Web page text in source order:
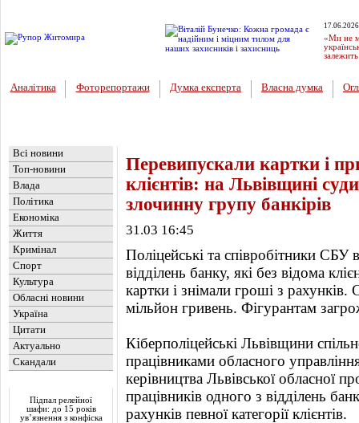
«Ми не
Аналітика Фоторепортажи Думка експерта Власна думка
Всі новини
Топ-новини
Влада
Політика
Економіка
Життя
Кримінал
Спорт
Культура
Обласні новини
Україна
Цитати
Актуально
Скандали
Підпал релейної
шафи: до 15 років
ув’язнення з конфіска
Перевипускали картки і
клієнтів: на Львівщині
злочинну групу банкірів
31.03 16:45
Поліцейські та співробітники СБУ
відділень банку, які без відома
картки і знімали гроші з
мільйон гривень. Фігурантам
Кіберполіцейські Львівщини
працівниками обласного
керівництва Львівської обласної
працівників одного з відділень
рахунків певної категорії клієнтів.